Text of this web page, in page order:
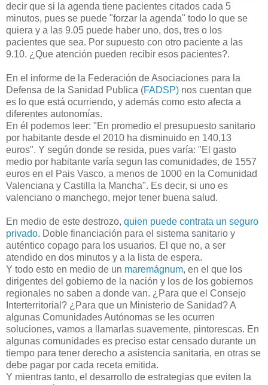
decir que si la agenda tiene pacientes citados cada 5
minutos, pues se puede "forzar la agenda" todo lo que se
quiera y a las 9.05 puede haber uno, dos, tres o los
pacientes que sea. Por supuesto con otro paciente a las
9.10. ¿Que atención pueden recibir esos pacientes?.
En el informe de la Federación de Asociaciones para la
Defensa de la Sanidad Publica (FADSP) nos cuentan que
es lo que está ocurriendo, y además como esto afecta a
diferentes autonomías.
En él podemos leer: "En promedio el presupuesto sanitario
por habitante desde el 2010 ha disminuido en 140,13
euros". Y según donde se resida, pues varía: "El gasto
medio por habitante varía segun las comunidades, de 1557
euros en el Pais Vasco, a menos de 1000 en la Comunidad
Valenciana y Castilla la Mancha". Es decir, si uno es
valenciano o manchego, mejor tener buena salud.
En medio de este destrozo, quien puede contrata un seguro
privado. Doble financiación para el sistema sanitario y
auténtico copago para los usuarios. El que no, a ser
atendido en dos minutos y a la lista de espera.
Y todo esto en medio de un maremágnum, en el que los
dirigentes del gobierno de la nación y los de los gobiernos
regionales no saben a donde van. ¿Para que el Consejo
Interterritorial? ¿Para que un Ministerio de Sanidad? A
algunas Comunidades Autónomas se les ocurren
soluciones, vamos a llamarlas suavemente, pintorescas. En
algunas comunidades es preciso estar censado durante un
tiempo para tener derecho a asistencia sanitaria, en otras se
debe pagar por cada receta emitida.
Y mientras tanto, el desarrollo de estrategias que eviten la